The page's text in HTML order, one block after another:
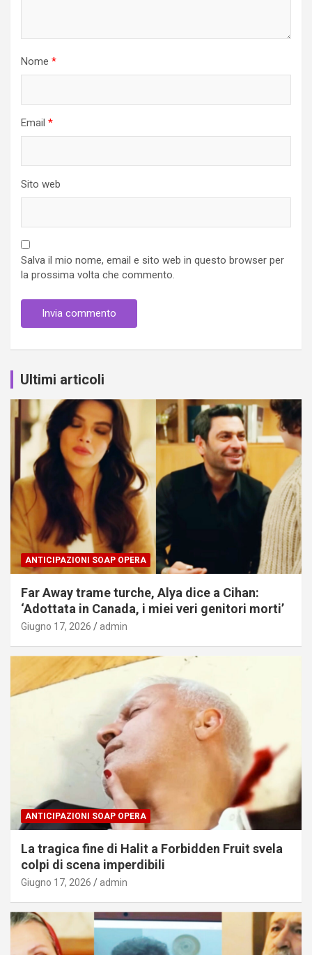
Nome *
Email *
Sito web
Salva il mio nome, email e sito web in questo browser per
la prossima volta che commento.
Ultimi articoli
ANTICIPAZIONI SOAP OPERA
Far Away trame turche, Alya dice a Cihan:
‘Adottata in Canada, i miei veri genitori morti’
Giugno 17, 2026 admin
ANTICIPAZIONI SOAP OPERA
La tragica fine di Halit a Forbidden Fruit svela
colpi di scena imperdibili
Giugno 17, 2026 admin